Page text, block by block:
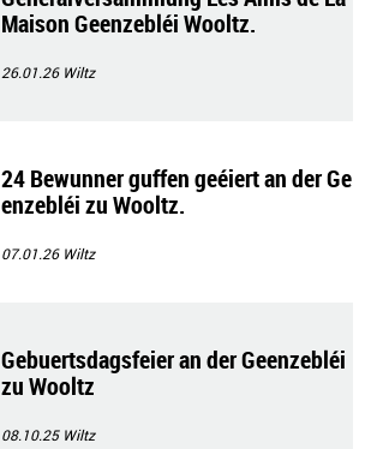
Maison Geenzebléi Wooltz.
26.01.26 Wiltz
24 Bewunner guffen geéiert an der Ge
enzebléi zu Wooltz.
07.01.26 Wiltz
Gebuertsdagsfeier an der Geenzebléi
zu Wooltz
08.10.25 Wiltz